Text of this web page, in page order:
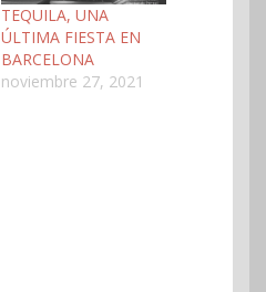
TEQUILA, UNA
ÚLTIMA FIESTA EN
BARCELONA
noviembre 27, 2021